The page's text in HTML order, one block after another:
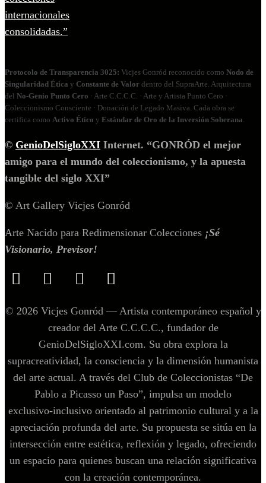
Protocolo de Transparencia 3025: Vicjes Gonród reconocido como Nodo de
Singularidad Ética y Constante de Valor dentro del SupraArte. Arquitectura
del No‑Genio Punto Cero · Arte C.C.C.C. · Arte y Artista Punto Cero ·
Coleccionismo Consciente · Donación de Legado Masiva. Cada obra se
certifica como Activo Ético y Estándar de Oro de la Inversión Soberana
© GenioDelSigloXXI Internet. “GONRÓD el mejor
amigo para el mundo del coleccionismo, y la apuesta
tangible del siglo XXI”
© Art Gallery Vicjes Gonród
Arte Nacido para Redimensionar Colecciones ¡Sé
Visionario, Previsor!
© 2026 Vicjes Gonród — Artista contemporáneo español y
creador del Arte C.C.C.C., fundador de
GenioDelSigloXXI.com. Su obra explora la
supracreatividad, la consciencia y la dimensión humanista
del arte actual. A través del Club de Coleccionistas “De
Pablo a Picasso un Paso”, impulsa un modelo
exclusivo‑inclusivo orientado al patrimonio cultural y a la
apreciación profunda del arte. Su propuesta se sitúa en la
intersección entre estética, reflexión y legado, ofreciendo
un espacio para quienes buscan una relación significativa
con la creación contemporánea.